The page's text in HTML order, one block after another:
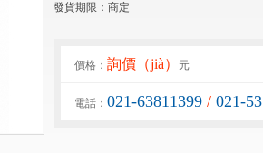
發貨期限：商定
價格： 詢價（jià） 元
電話： 021-63811399 / 021-